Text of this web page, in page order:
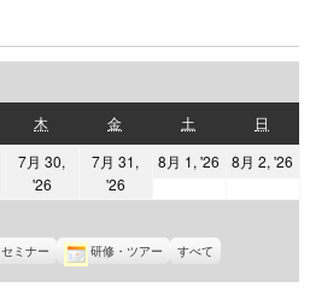
木
曜
日
金金
曜
日
土
曜
日
日
曜
日
7月 30,
'262026
7
月
30
7月 31,
'262026
7
月
31
8月 1, '26
2026
月
日
8月 2, '26
日
セミナー 研修・ツアー すべて